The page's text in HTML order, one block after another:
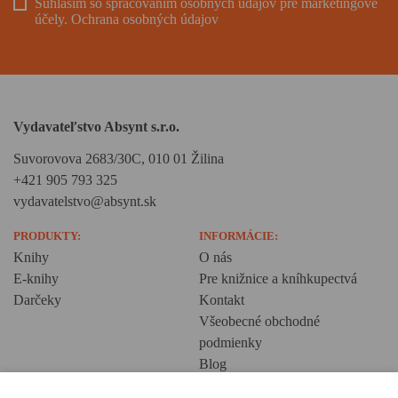
Súhlasím so spracovaním osobných údajov pre marketingové
účely. Ochrana osobných údajov
Vydavateľstvo Absynt s.r.o.
Suvorovova 2683/30C, 010 01 Žilina
+421 905 793 325
vydavatelstvo@absynt.sk
PRODUKTY:
Knihy
E-knihy
Darčeky
INFORMÁCIE:
O nás
Pre knižnice a kníhkupectvá
Kontakt
Všeobecné obchodné
podmienky
Blog